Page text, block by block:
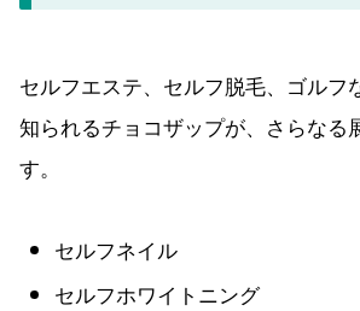
セルフエステ、セルフ脱毛、ゴルフ
知られるチョコザップが、さらなる
す。
セルフネイル
セルフホワイトニング